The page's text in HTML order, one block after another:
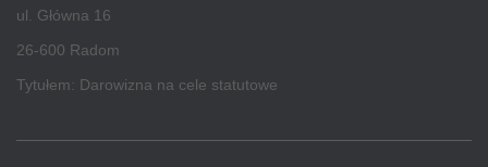
ul. Główna 16
26-600 Radom
Tytułem: Darowizna na cele statutowe